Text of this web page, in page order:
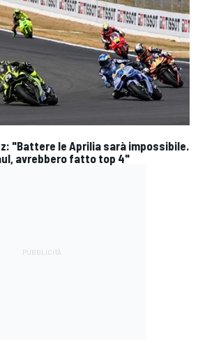
"Battere le Aprilia sarà impossibile.
avrebbero fatto top 4"